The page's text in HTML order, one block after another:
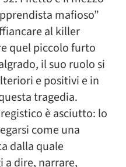
mafioso”
al killer
quel piccolo furto
il suo ruolo si
e positivi e in
tragedia.
è asciutto: lo
come una
dalla quale
a dire, narrare,